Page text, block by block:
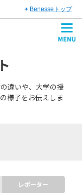
Benesseトップ
違いや、大学の授
様子をお伝えしま
レポーター